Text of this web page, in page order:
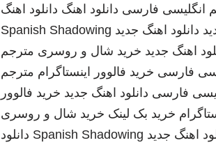
انگلیسی فارسی دانلود اهنگ دانلود اهنگ
دانلود اهنگ جدید Spanish Shadowing
اهنگ جدید خرید شال و روسری مترجم
فارسی خرید فالوور اینستاگرام مترجم
فارسی دانلود اهنگ جدید خرید فالوور
خرید بک لینک خرید شال و روسری
اهنگ جدید Spanish Shadowing دانلود